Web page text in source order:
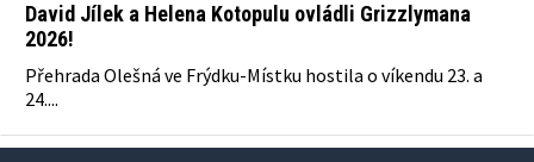
David Jílek a Helena Kotopulu ovládli Grizzlymana
2026!
Přehrada Olešná ve Frýdku-Místku hostila o víkendu 23. a
24....